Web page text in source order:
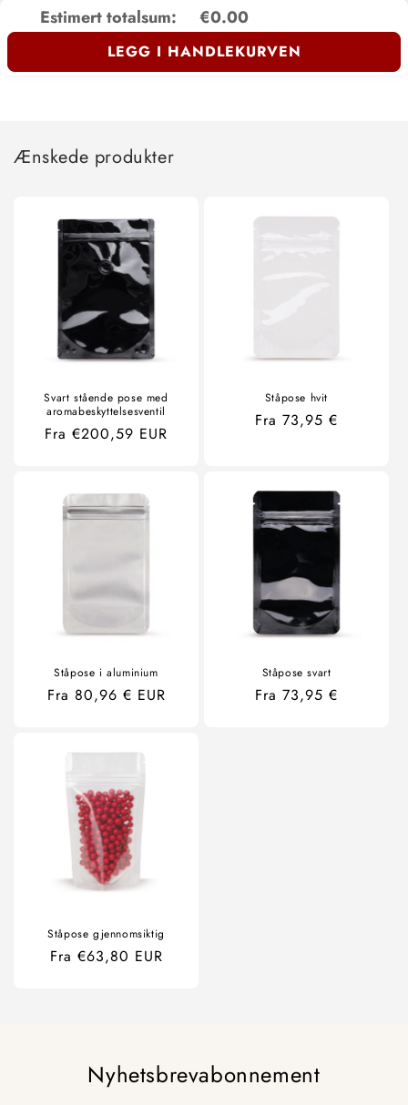
Estimert totalsum: €0.00
LEGG I HANDLEKURVEN
Ænskede produkter
Svart stående pose med
aromabeskyttelsesventil
Ordinær
Fra €200,59 EUR
Ståpose hvit
Ordinær
Fra 73,95 €
Ståpose i aluminium
Ordinær
Fra 80,96 € EUR
Ståpose svart
Ordinær
Fra 73,95 €
Ståpose gjennomsiktig
Ordinær
Fra €63,80 EUR
Nyhetsbrevabonnement